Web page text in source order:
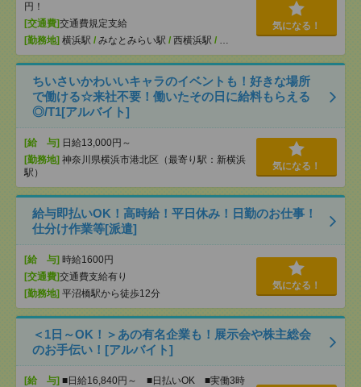
円！
[交通費]交通費規定支給
[勤務地] 横浜駅 / みなとみらい駅 / 西横浜駅 / …
気になる！
ちいさいかわいいキャラのイベントも！好きな場所
で働ける☆来社不要！働いたその日に給料もらえる
◎/T1[アルバイト]
[給 与] 日給13,000円～
[勤務地] 神奈川県横浜市港北区（最寄り駅：新横浜
駅）
気になる！
給与即払いOK！高時給！平日休み！日勤のお仕事！
仕分け作業等[派遣]
[給 与] 時給1600円
[交通費]交通費支給有り
[勤務地] 平沼橋駅から徒歩12分
気になる！
＜1日～OK！＞あの有名企業も！展示会や株主総会
のお手伝い！[アルバイト]
[給 与] ■日給16,840円～ ■日払いOK ■実働3時